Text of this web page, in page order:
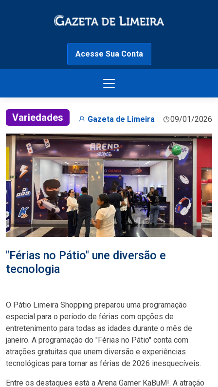
Acesse Sua Conta
Variedades Gazeta de Limeira 09/01/2026
"Férias no Pátio" une diversão e
tecnologia
O Pátio Limeira Shopping preparou uma programação
especial para o período de férias com opções de
entretenimento para todas as idades durante o mês de
janeiro. A programação do "Férias no Pátio" conta com
atrações gratuitas que unem diversão e experiências
tecnológicas para tornar as férias de 2026 inesquecíveis.
Entre os destaques está a Arena Gamer KaBuM!. A atração